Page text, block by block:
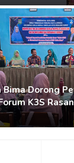
Bima Dorong
K3S